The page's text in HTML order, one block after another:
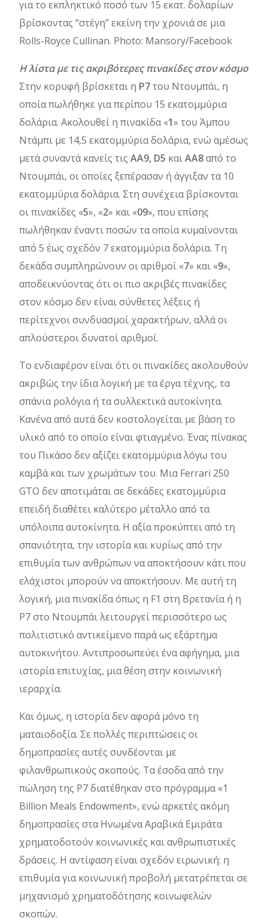
για το εκπληκτικό ποσό των 15 εκατ. δολαρίων
βρίσκοντας “στέγη” εκείνη την χρονιά σε μια
Rolls-Royce Cullinan. Photo: Mansory/Facebook
Η λίστα με τις ακριβότερες πινακίδες στον κόσμο
Στην κορυφή βρίσκεται η P7του Ντουμπάι, η
οποία πωλήθηκε για περίπου 15 εκατομμύρια
δολάρια. Ακολουθεί η πινακίδα «1» του Άμπου
Ντάμπι με 14,5 εκατομμύρια δολάρια, ενώ αμέσως
μετά συναντά κανείς τις AA9, D5 καιAA8από το
Ντουμπάι, οι οποίες ξεπέρασαν ή άγγιξαν τα 10
εκατομμύρια δολάρια. Στη συνέχεια βρίσκονται
οι πινακίδες «5», «2» και «09», που επίσης
πωλήθηκαν έναντι ποσών τα οποία κυμαίνονται
από 5 έως σχεδόν 7 εκατομμύρια δολάρια. Τη
δεκάδα συμπληρώνουν οι αριθμοί «7» και «9»,
αποδεικνύοντας ότι οι πιο ακριβές πινακίδες
στον κόσμο δεν είναι σύνθετες λέξεις ή
περίτεχνοι συνδυασμοί χαρακτήρων, αλλά οι
απλούστεροι δυνατοί αριθμοί.
Το ενδιαφέρον είναι ότι οι πινακίδες ακολουθούν
ακριβώς την ίδια λογική με τα έργα τέχνης, τα
σπάνια ρολόγια ή τα συλλεκτικά αυτοκίνητα.
Κανένα από αυτά δεν κοστολογείται με βάση το
υλικό από το οποίο είναι φτιαγμένο. Ένας πίνακας
του Πικάσο δεν αξίζει εκατομμύρια λόγω του
καμβά και των χρωμάτων του. Μια Ferrari 250
GTO δεν αποτιμάται σε δεκάδες εκατομμύρια
επειδή διαθέτει καλύτερο μέταλλο από τα
υπόλοιπα αυτοκίνητα. Η αξία προκύπτει από τη
σπανιότητα, την ιστορία και κυρίως από την
επιθυμία των ανθρώπων να αποκτήσουν κάτι που
ελάχιστοι μπορούν να αποκτήσουν. Με αυτή τη
λογική, μια πινακίδα όπως η F1 στη Βρετανία ή η
P7 στο Ντουμπάι λειτουργεί περισσότερο ως
πολιτιστικό αντικείμενο παρά ως εξάρτημα
αυτοκινήτου. Αντιπροσωπεύει ένα αφήγημα, μια
ιστορία επιτυχίας, μια θέση στην κοινωνική
ιεραρχία.
Και όμως, η ιστορία δεν αφορά μόνο τη
ματαιοδοξία. Σε πολλές περιπτώσεις οι
δημοπρασίες αυτές συνδέονται με
φιλανθρωπικούς σκοπούς. Τα έσοδα από την
πώληση της P7 διατέθηκαν στο πρόγραμμα «1
Billion Meals Endowment», ενώ αρκετές ακόμη
δημοπρασίες στα Ηνωμένα Αραβικά Εμιράτα
χρηματοδοτούν κοινωνικές και ανθρωπιστικές
δράσεις. Η αντίφαση είναι σχεδόν ειρωνική: η
επιθυμία για κοινωνική προβολή μετατρέπεται σε
μηχανισμό χρηματοδότησης κοινωφελών
σκοπών.